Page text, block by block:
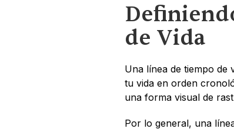
de Vida
Una línea de tiempo de
tu vida en orden
una forma visual de
Por lo general, una